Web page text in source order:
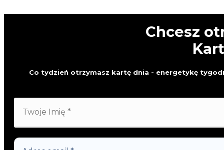
Chcesz
Co tydzień otrzymasz kartę dnia - energetykę